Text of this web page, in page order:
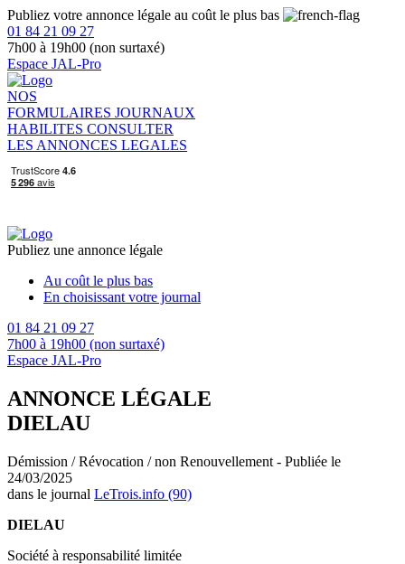
Publiez votre annonce légale au coût le plus bas
01 84 21 09 27
7h00 à 19h00 (non surtaxé)
Espace JAL-Pro
NOS
FORMULAIRES JOURNAUX
HABILITES CONSULTER
LES ANNONCES LEGALES
Publiez une annonce légale
Au coût le plus bas
En choisissant votre journal
01 84 21 09 27
7h00 à 19h00 (non surtaxé)
Espace JAL-Pro
ANNONCE LÉGALE
DIELAU
Démission / Révocation / non Renouvellement - Publiée le
24/03/2025
dans le journal LeTrois.info (90)
DIELAU
Société à responsabilité limitée